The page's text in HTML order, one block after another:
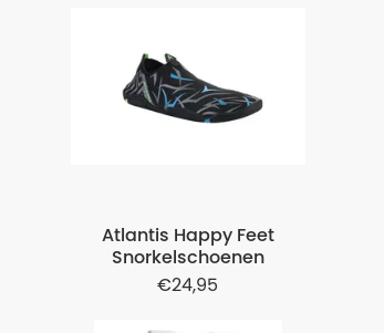
Atlantis Happy Feet
Snorkelschoenen
24,95